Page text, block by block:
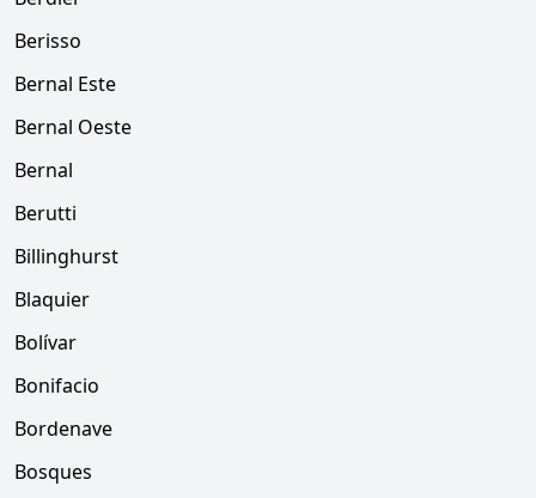
Berisso
Bernal Este
Bernal Oeste
Bernal
Berutti
Billinghurst
Blaquier
Bolívar
Bonifacio
Bordenave
Bosques